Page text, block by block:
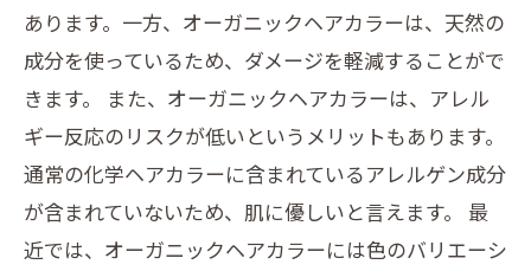
あります。一方、オーガニックヘアカラーは、天然の
成分を使っているため、ダメージを軽減することがで
きます。 また、オーガニックヘアカラーは、アレル
ギー反応のリスクが低いというメリットもあります。
通常の化学ヘアカラーに含まれているアレルゲン成分
が含まれていないため、肌に優しいと言えます。 最
近では、オーガニックヘアカラーには色のバリエーシ